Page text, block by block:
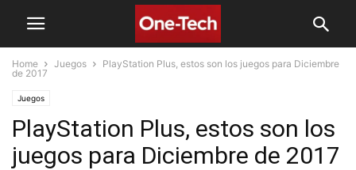
Home Juegos
PlayStation Plus, estos son los juegos para Diciembre
de 2017
Juegos
PlayStation Plus, estos son los
juegos para Diciembre de 2017